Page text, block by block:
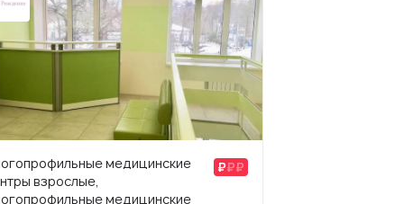
медицинские
взрослые,
медицинские